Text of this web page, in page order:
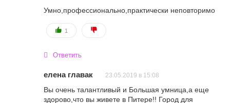
Умно,профессионально,практически неповторимо
1
Ответить
елена главак 23.05.2019 в 15:08
Вы очень талантливый и Большая умница,а еще
здорово,что вы живете в Питере!! Город для